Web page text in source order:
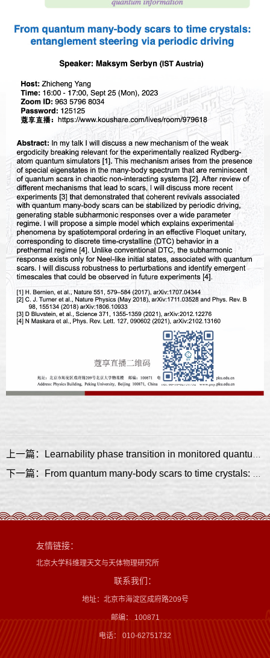
友情链接：
北京大学科维理天文与天体物理研究所
联系我们：
地址：北京市海淀区成府路209号
邮编： 100871
电话： 010-62751732